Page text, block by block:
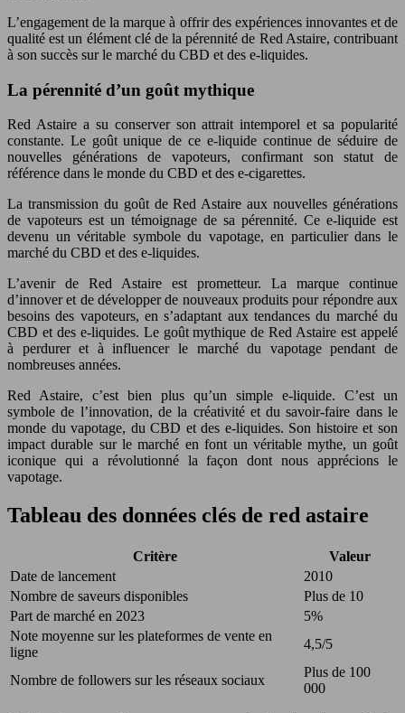
L’engagement de la marque à offrir des expériences innovantes et de
qualité est un élément clé de la pérennité de Red Astaire, contribuant
à son succès sur le marché du CBD et des e-liquides.
La pérennité d’un goût mythique
Red Astaire a su conserver son attrait intemporel et sa popularité
constante. Le goût unique de ce e-liquide continue de séduire de
nouvelles générations de vapoteurs, confirmant son statut de
référence dans le monde du CBD et des e-cigarettes.
La transmission du goût de Red Astaire aux nouvelles générations
de vapoteurs est un témoignage de sa pérennité. Ce e-liquide est
devenu un véritable symbole du vapotage, en particulier dans le
marché du CBD et des e-liquides.
L’avenir de Red Astaire est prometteur. La marque continue
d’innover et de développer de nouveaux produits pour répondre aux
besoins des vapoteurs, en s’adaptant aux tendances du marché du
CBD et des e-liquides. Le goût mythique de Red Astaire est appelé
à perdurer et à influencer le marché du vapotage pendant de
nombreuses années.
Red Astaire, c’est bien plus qu’un simple e-liquide. C’est un
symbole de l’innovation, de la créativité et du savoir-faire dans le
monde du vapotage, du CBD et des e-liquides. Son histoire et son
impact durable sur le marché en font un véritable mythe, un goût
iconique qui a révolutionné la façon dont nous apprécions le
vapotage.
Tableau des données clés de red astaire
Critère
Valeur
Date de lancement
2010
Nombre de saveurs disponibles
Plus de 10
Part de marché en 2023
5%
Note moyenne sur les plateformes de vente en
ligne
4,5/5
Nombre de followers sur les réseaux sociaux
Plus de 100
000